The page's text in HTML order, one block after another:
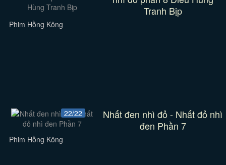
Tranh Bịp
Phim Hồng Kông
22/22
Nhất đen nhì đỏ - Nhất đỏ nhì
đen Phần 7
Phim Hồng Kông